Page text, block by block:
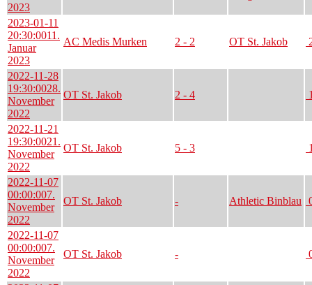
2023
2023-01-11
20:30:0011.
Januar
2023
AC Medis Murken 2 - 2 OT St. Jakob
2022-11-28
19:30:0028.
November
2022
OT St. Jakob 2 - 4
2022-11-21
19:30:0021.
November
2022
OT St. Jakob 5 - 3
2022-11-07
00:00:007.
November
2022
OT St. Jakob - Athletic Binblau
2022-11-07
00:00:007.
November
2022
OT St. Jakob -